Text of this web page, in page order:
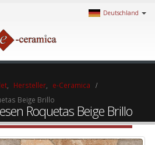
Deutschland
Hersteller
e-Ceramica
Beige Brillo
Roquetas Beige Brillo